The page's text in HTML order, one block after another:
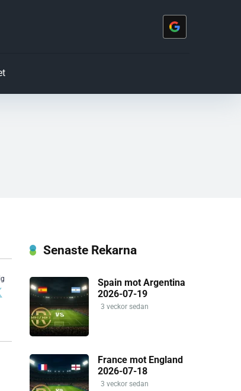
Senaste Rekarna
Spain mot Argentina
2026-07-19
3 veckor sedan
France mot England
2026-07-18
3 veckor sedan